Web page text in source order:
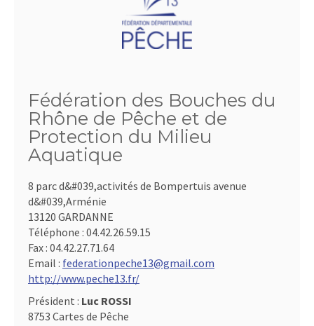
Fédération des Bouches du
Rhône de Pêche et de
Protection du Milieu
Aquatique
8 parc d&#039,activités de Bompertuis avenue
d&#039,Arménie
13120 GARDANNE
Téléphone : 04.42.26.59.15
Fax : 04.42.27.71.64
Email : federationpeche13@gmail.com
http://www.peche13.fr/
Président : Luc ROSSI
8753 Cartes de Pêche